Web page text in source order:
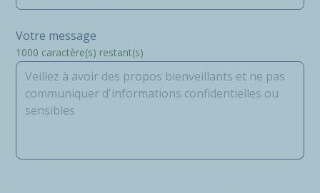
Votre message
1000 caractère(s) restant(s)